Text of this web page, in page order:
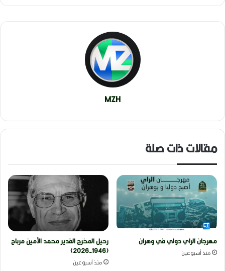
MZH
مقالات ذات صلة
مهرجان الراي دولي في وهران
منذ أسبوعين
رحيل المخرج القدير محمد الأمين مرباح
(1946-2026)
منذ أسبوعين